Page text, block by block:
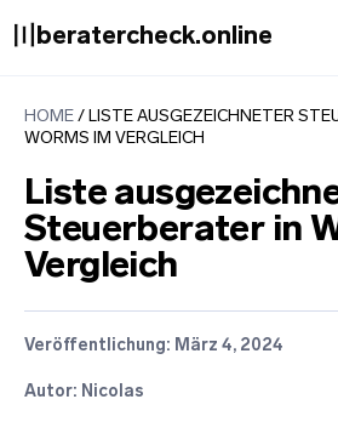
Inhalt〣beratercheck.online
HOME / LISTE AUSGEZEICHNETER
WORMS IM VERGLEICH
Liste
Steuerberater in
Vergleich
Veröffentlichung: März 4, 2024
Autor: Nicolas